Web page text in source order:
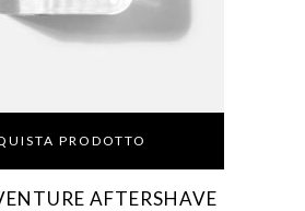
PRODOTTO
AFTERSHAVE